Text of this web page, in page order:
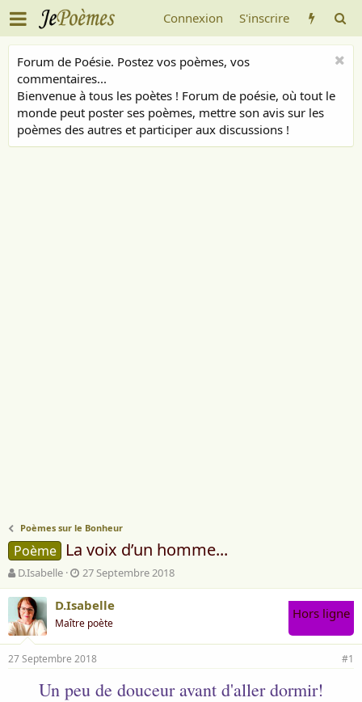
Connexion S'inscrire
Forum de Poésie. Postez vos poèmes, vos
commentaires...
Bienvenue à tous les poètes ! Forum de poésie, où tout le
monde peut poster ses poèmes, mettre son avis sur les
poèmes des autres et participer aux discussions !
Poèmes sur le Bonheur
Poème La voix d’un homme...
A
u
t
e
u
r
d
e
D.Isabelle
D
a
t
d
e
d
é
b
27 Septembre 2018
D.Isabelle
Maître poète
Hors ligne
27 Septembre 2018 #1
Un peu de douceur avant d'aller dormir!